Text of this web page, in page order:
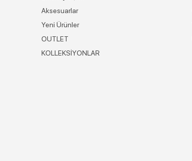
Aksesuarlar
Yeni Ürünler
OUTLET
KOLLEKSİYONLAR